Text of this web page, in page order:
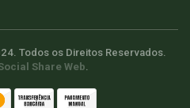
Todos os Direitos Reservados.
Share Web